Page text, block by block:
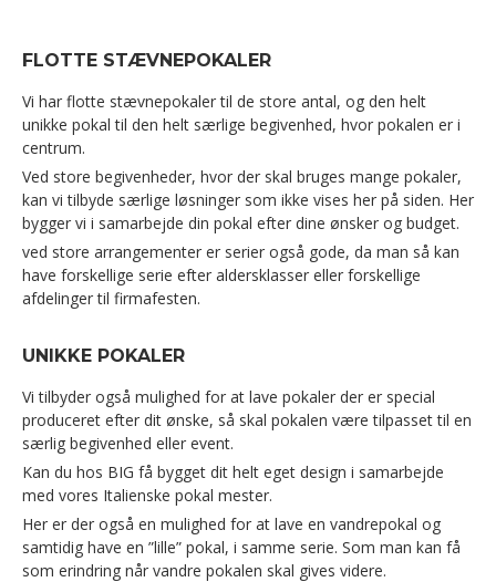
FLOTTE STÆVNEPOKALER
Vi har flotte stævnepokaler til de store antal, og den helt
unikke pokal til den helt særlige begivenhed, hvor pokalen er i
centrum.
Ved store begivenheder, hvor der skal bruges mange pokaler,
kan vi tilbyde særlige løsninger som ikke vises her på siden. Her
bygger vi i samarbejde din pokal efter dine ønsker og budget.
ved store arrangementer er serier også gode, da man så kan
have forskellige serie efter aldersklasser eller forskellige
afdelinger til firmafesten.
UNIKKE POKALER
Vi tilbyder også mulighed for at lave pokaler der er special
produceret efter dit ønske, så skal pokalen være tilpasset til en
særlig begivenhed eller event.
Kan du hos BIG få bygget dit helt eget design i samarbejde
med vores Italienske pokal mester.
Her er der også en mulighed for at lave en vandrepokal og
samtidig have en ”lille” pokal, i samme serie. Som man kan få
som erindring når vandre pokalen skal gives videre.